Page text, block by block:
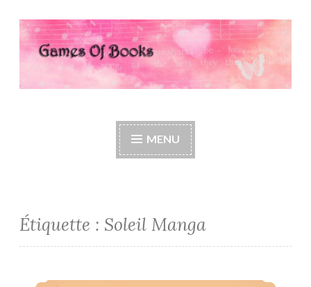
Accéder
au
contenu
Games Of Books
MENU
Étiquette : Soleil Manga
Bilan Lecture du Mois de Janvier 2021